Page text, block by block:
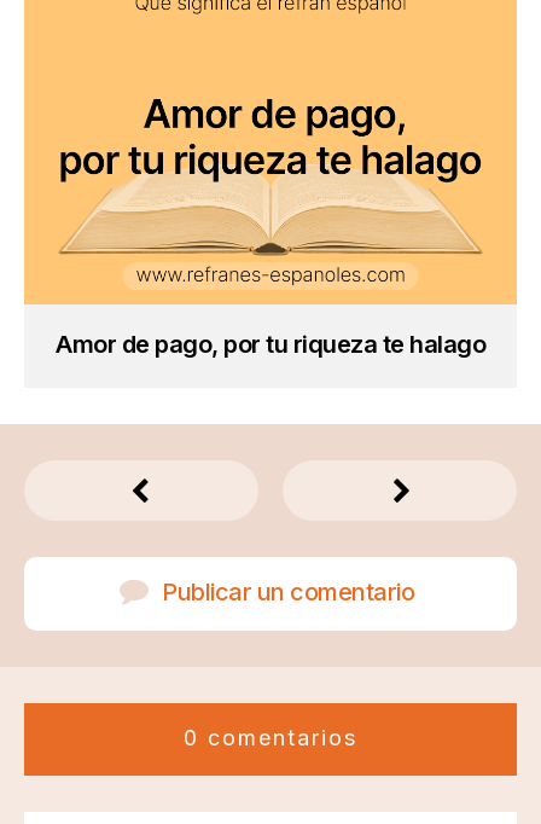
Amor de pago, por tu riqueza te halago
Publicar un comentario
0 comentarios